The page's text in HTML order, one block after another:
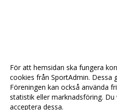
För att hemsidan ska fungera
cookies från SportAdmin. Dessa
Föreningen kan också använda
statistik eller marknadsföring.
acceptera dessa.